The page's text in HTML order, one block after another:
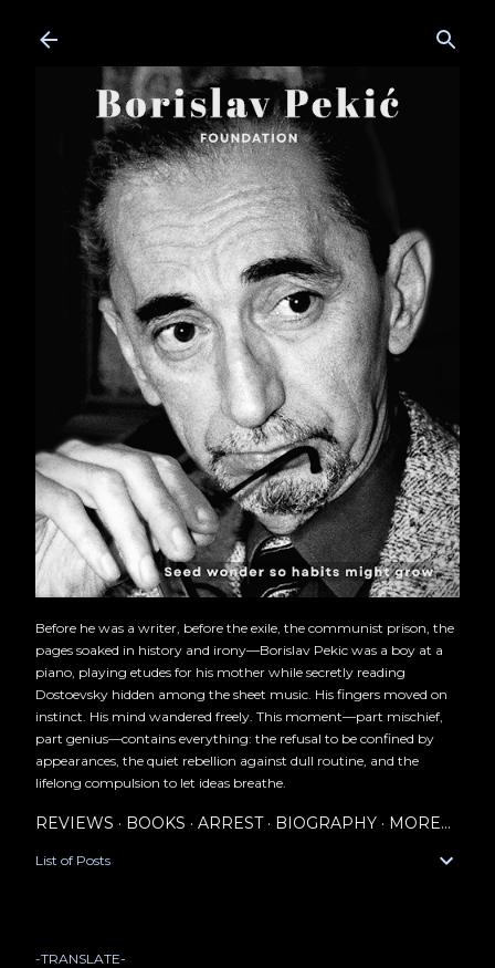
Before he was a writer, before the exile, the communist prison, the
pages soaked in history and irony—Borislav Pekic was a boy at a
piano, playing etudes for his mother while secretly reading
Dostoevsky hidden among the sheet music. His fingers moved on
instinct. His mind wandered freely. This moment—part mischief,
part genius—contains everything: the refusal to be confined by
appearances, the quiet rebellion against dull routine, and the
lifelong compulsion to let ideas breathe.
REVIEWS BOOKS ARREST BIOGRAPHY MORE…
List of Posts
-TRANSLATE-